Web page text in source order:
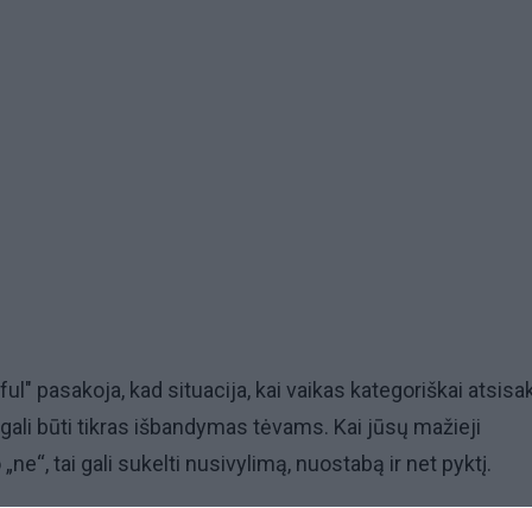
pasakoja, kad situacija, kai vaikas kategoriškai
būti tikras išbandymas tėvams. Kai jūsų mažieji
tai gali sukelti nusivylimą, nuostabą ir net pyktį.